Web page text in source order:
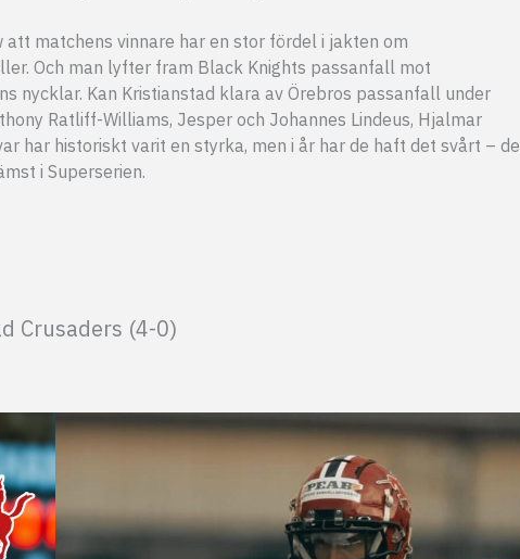
matchens vinnare har en stor fördel i jakten om
Och man lyfter fram Black Knights passanfall mot
nycklar. Kan Kristianstad klara av Örebros passanfall under
Ratliff-Williams, Jesper och Johannes Lindeus, Hjalmar
har historiskt varit en styrka, men i år har de haft det svårt – de
i Superserien.
Crusaders (4-0)